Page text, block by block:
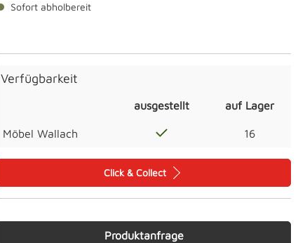
Sofort abholbereit
Verfügbarkeit
ausgestellt auf Lager
Möbel Wallach 16
Click & Collect
Produktanfrage